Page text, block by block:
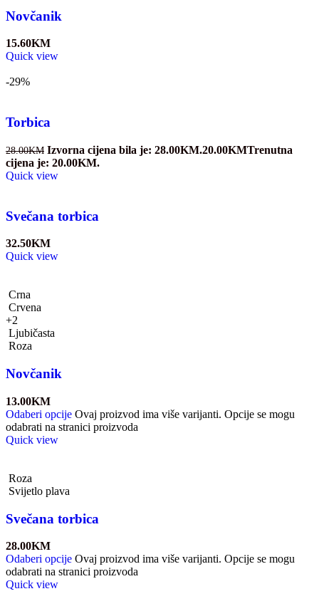
Novčanik
15.60KM
Quick view
-29%
Torbica
28.00KM Izvorna cijena bila je: 28.00KM.20.00KMTrenutna
cijena je: 20.00KM.
Quick view
Svečana torbica
32.50KM
Quick view
Crna
Crvena
+2
Ljubičasta
Roza
Novčanik
13.00KM
Odaberi opcije Ovaj proizvod ima više varijanti. Opcije se mogu
odabrati na stranici proizvoda
Quick view
Roza
Svijetlo plava
Svečana torbica
28.00KM
Odaberi opcije Ovaj proizvod ima više varijanti. Opcije se mogu
odabrati na stranici proizvoda
Quick view